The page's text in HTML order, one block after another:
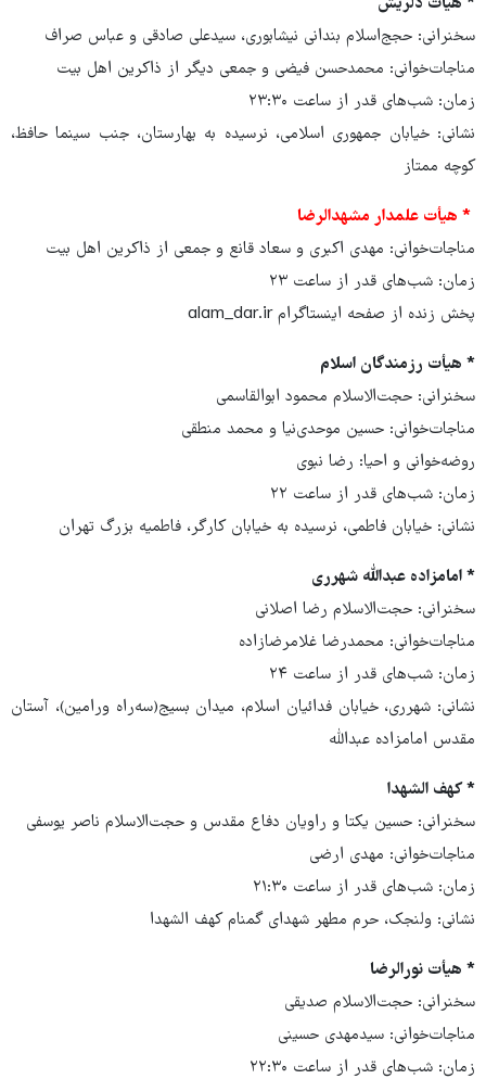
سخنرانی: حجج‌اسلام بندانی نیشابوری، سیدعلی صادقی و عباس صراف
مناجات‌خوانی: محمدحسن فیضی و جمعی دیگر از ذاکرین اهل بیت
زمان: شب‌های قدر از ساعت ۲۳:۳۰
نشانی: خیابان جمهوری اسلامی، نرسیده به بهارستان، جنب سینما حافظ،
کوچه ممتاز
* هیأت علمدار مشهدالرضا
مناجات‌خوانی: مهدی اکبری و سعاد قانع و جمعی از ذاکرین اهل بیت
زمان: شب‌های قدر از ساعت ۲۳
پخش زنده از صفحه اینستاگرام alam_dar.ir
* هیأت رزمندگان اسلام
سخنرانی: حجت‌الاسلام محمود ابوالقاسمی
مناجات‌خوانی: حسین موحدی‌نیا و محمد منطقی
روضه‌خوانی و احیا: رضا نبوی
زمان: شب‌های قدر از ساعت ۲۲
نشانی: خیابان فاطمی، نرسیده به خیابان کارگر، فاطمیه بزرگ تهران
* امامزاده عبدالله شهرری
سخنرانی: حجت‌الاسلام رضا اصلانی
مناجات‌خوانی: محمدرضا غلامرضازاده
زمان: شب‌های قدر از ساعت ۲۴
نشانی: شهرری، خیابان فدائیان اسلام، میدان بسیج(سه‌راه ورامین)، آستان
مقدس امامزاده عبدالله
* کهف الشهدا
سخنرانی: حسین یکتا و راویان دفاع مقدس و حجت‌الاسلام ناصر یوسفی
مناجات‌خوانی: مهدی ارضی
زمان: شب‌های قدر از ساعت ۲۱:۳۰
نشانی: ولنجک، حرم مطهر شهدای گمنام کهف الشهدا
* هیأت نورالرضا
سخنرانی: حجت‌الاسلام صدیقی
مناجات‌خوانی: سیدمهدی حسینی
زمان: شب‌های قدر از ساعت ۲۲:۳۰